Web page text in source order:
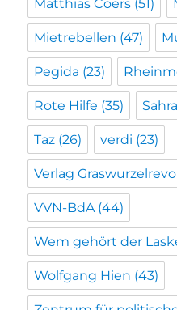
Matthias Coers (51)
Mietrebellen (47)
Pegida (23)
Rote Hilfe (35)
Taz (26) verdi (23)
Verlag
VVN-BdA (44)
Wem gehört der
Wolfgang Hien (43)